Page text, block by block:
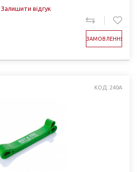
Залишити відгук
ЗАМОВЛЕННЯ
КОД: 240A